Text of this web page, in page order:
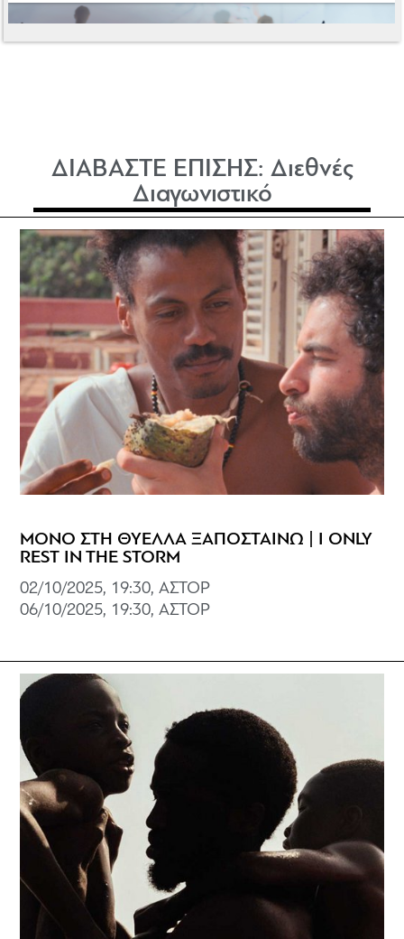
ΔΙΑΒΑΣΤΕ ΕΠΙΣΗΣ: Διεθνές
Διαγωνιστικό
ΜΟΝΟ ΣΤΗ ΘΥΕΛΛΑ ΞΑΠΟΣΤΑΙΝΩ | I ONLY
REST IN THE STORM
02/10/2025, 19:30, ΑΣΤΟΡ
06/10/2025, 19:30, ΑΣΤΟΡ